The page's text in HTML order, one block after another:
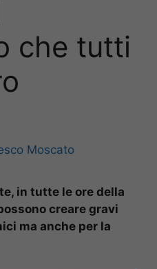
che tutti
Moscato
in tutte le ore della
creare gravi
ma anche per la